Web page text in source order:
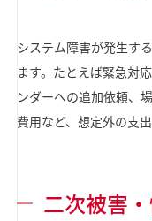
システム障害が発生す
ます。たとえば緊急対
ンダーへの追加依頼、
費用など、想定外の支
二次被害